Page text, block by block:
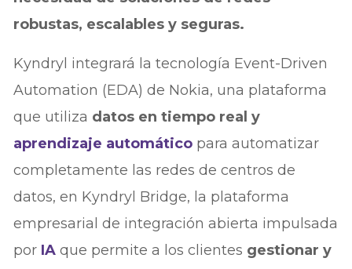
robustas, escalables y seguras.
Kyndryl integrará la tecnología Event-Driven
Automation (EDA) de Nokia, una plataforma
que utiliza datos en tiempo real y
aprendizaje automático para automatizar
completamente las redes de centros de
datos, en Kyndryl Bridge, la plataforma
empresarial de integración abierta impulsada
por IAque permite a los clientes gestionar y